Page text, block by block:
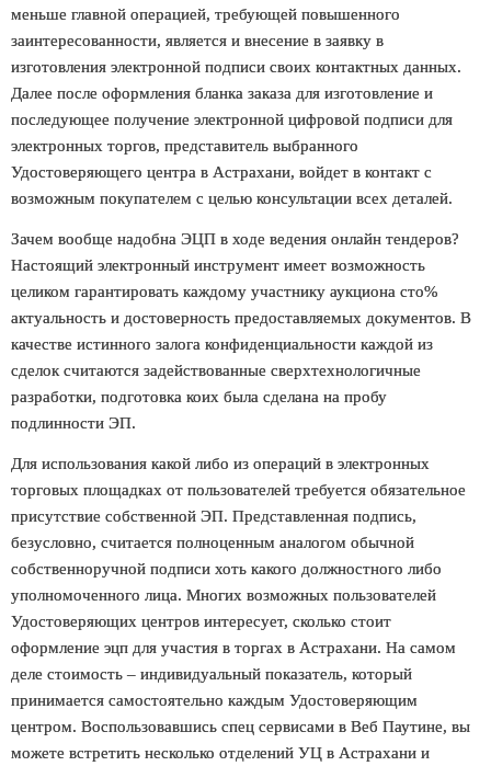
меньше главной операцией, требующей повышенного
заинтересованности, является и внесение в заявку в
изготовления электронной подписи своих контактных данных.
Далее после оформления бланка заказа для изготовление и
последующее получение электронной цифровой подписи для
электронных торгов, представитель выбранного
Удостоверяющего центра в Астрахани, войдет в контакт с
возможным покупателем с целью консультации всех деталей.
Зачем вообще надобна ЭЦП в ходе ведения онлайн тендеров?
Настоящий электронный инструмент имеет возможность
целиком гарантировать каждому участнику аукциона сто%
актуальность и достоверность предоставляемых документов. В
качестве истинного залога конфиденциальности каждой из
сделок считаются задействованные сверхтехнологичные
разработки, подготовка коих была сделана на пробу
подлинности ЭП.
Для использования какой либо из операций в электронных
торговых площадках от пользователей требуется обязательное
присутствие собственной ЭП. Представленная подпись,
безусловно, считается полноценным аналогом обычной
собственноручной подписи хоть какого должностного либо
уполномоченного лица. Многих возможных пользователей
Удостоверяющих центров интересует, сколько стоит
оформление эцп для участия в торгах в Астрахани. На самом
деле стоимость – индивидуальный показатель, который
принимается самостоятельно каждым Удостоверяющим
центром. Воспользовавшись спец сервисами в Веб Паутине, вы
можете встретить несколько отделений УЦ в Астрахани и